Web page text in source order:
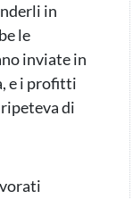
in
le
inviate in
e i profitti
di